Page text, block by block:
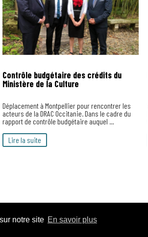
notre site En savoir plus
Contrôle budgétaire des crédits du
Ministère de la Culture
Déplacement à Montpellier pour rencontrer les
acteurs de la DRAC Occitanie. Dans le cadre du
rapport de contrôle budgétaire auquel …
Lire la suite